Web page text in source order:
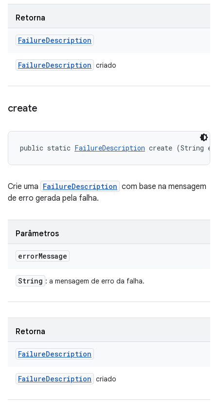
Retorna
FailureDescription
FailureDescription criado
create
public static FailureDescription create (String
Crie uma FailureDescription com base na mensagem
de erro gerada pela falha.
Parâmetros
errorMessage
String : a mensagem de erro da falha.
Retorna
FailureDescription
FailureDescription criado